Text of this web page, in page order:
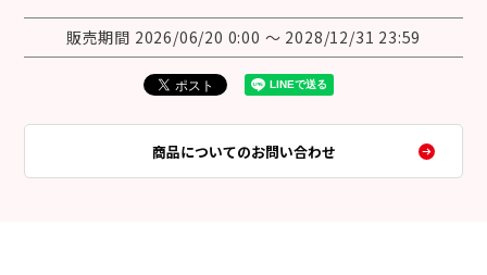
販売期間 2026/06/20 0:00 〜 2028/12/31 23:59
商品についてのお問い合わせ